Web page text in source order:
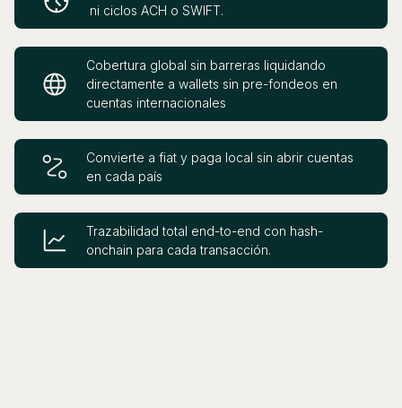
ni ciclos ACH o SWIFT.
Cobertura global sin barreras liquidando
directamente a wallets sin pre-fondeos en
cuentas internacionales
Convierte a fiat y paga local sin abrir cuentas
en cada país
Trazabilidad total end-to-end con hash-
onchain para cada transacción.